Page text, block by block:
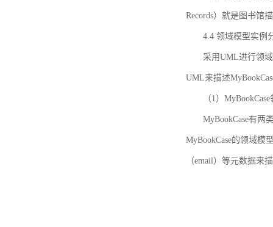
Records）就是图书馆
4.4 领域模型实例
采用UML进行领
UML来描述
（1）
MyBookCase有两
MyBookCase的领域模
（email）等元数据来